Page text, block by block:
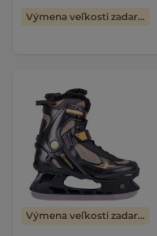
Výmena veľkosti zadarmo
Výmena veľkosti zadarmo